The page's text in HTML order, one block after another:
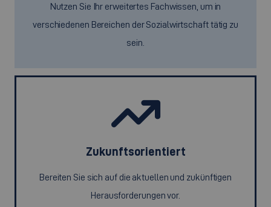
Nutzen Sie Ihr erweitertes Fachwissen, um in
verschiedenen Bereichen der Sozialwirtschaft tätig zu
sein.
Zukunftsorientiert
Bereiten Sie sich auf die aktuellen und zukünftigen
Herausforderungen vor.